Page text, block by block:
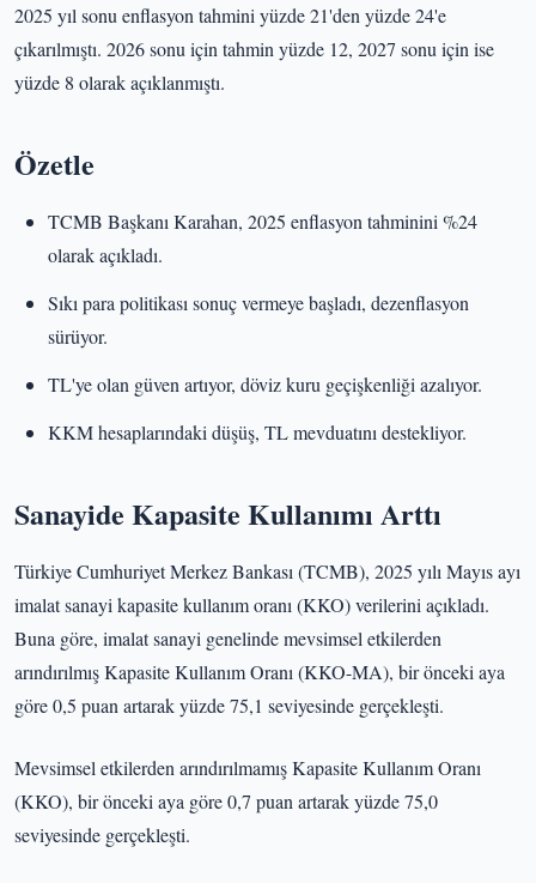
2025 yıl sonu enflasyon tahmini yüzde 21'den yüzde 24'e
çıkarılmıştı. 2026 sonu için tahmin yüzde 12, 2027 sonu için ise
yüzde 8 olarak açıklanmıştı.
Özetle
TCMB Başkanı Karahan, 2025 enflasyon tahminini %24
olarak açıkladı.
Sıkı para politikası sonuç vermeye başladı, dezenflasyon
sürüyor.
TL'ye olan güven artıyor, döviz kuru geçişkenliği azalıyor.
KKM hesaplarındaki düşüş, TL mevduatını destekliyor.
Sanayide Kapasite Kullanımı Arttı
Türkiye Cumhuriyet Merkez Bankası (TCMB), 2025 yılı Mayıs ayı
imalat sanayi kapasite kullanım oranı (KKO) verilerini açıkladı.
Buna göre, imalat sanayi genelinde mevsimsel etkilerden
arındırılmış Kapasite Kullanım Oranı (KKO-MA), bir önceki aya
göre 0,5 puan artarak yüzde 75,1 seviyesinde gerçekleşti.
Mevsimsel etkilerden arındırılmamış Kapasite Kullanım Oranı
(KKO), bir önceki aya göre 0,7 puan artarak yüzde 75,0
seviyesinde gerçekleşti.